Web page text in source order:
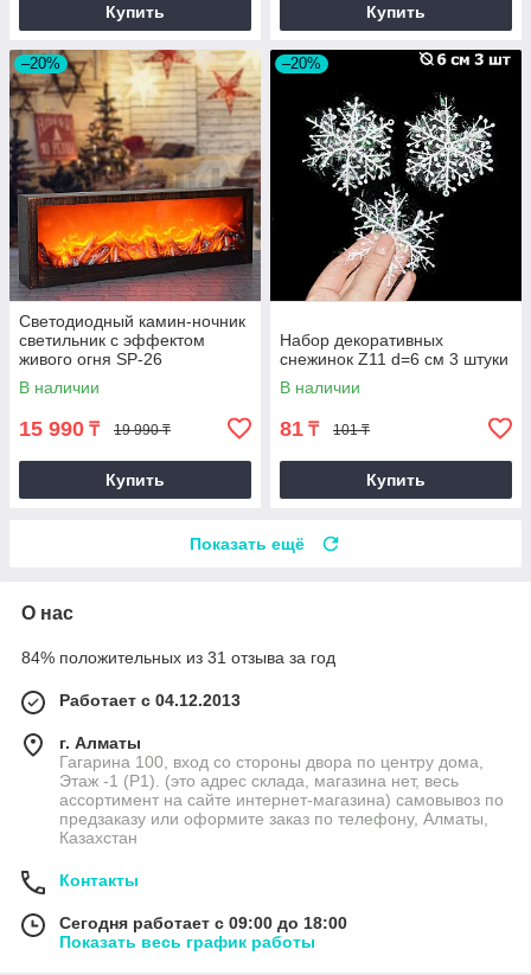
Купить Купить
–20%
Светодиодный камин-ночник
светильник с эффектом
живого огня SP-26
В наличии
15 990 ₸ 19 990 ₸
Купить
–20%
Набор декоративных
снежинок Z11 d=6 см 3 штуки
В наличии
81 ₸ 101 ₸
Купить
Показать ещё
О нас
84% положительных из 31 отзыва за год
Работает с 04.12.2013
г. Алматы
Гагарина 100, вход со стороны двора по центру дома,
Этаж -1 (P1). (это адрес склада, магазина нет, весь
ассортимент на сайте интернет-магазина) самовывоз по
предзаказу или оформите заказ по телефону, Алматы,
Казахстан
Контакты
Сегодня работает с 09:00 до 18:00
Показать весь график работы